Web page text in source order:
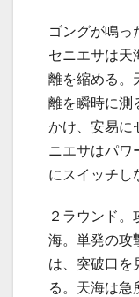
ゴングが鳴っ
セニエサは天
離を縮める。
離を瞬時に測
かけ、安易に
ニエサはパワ
にスイッチし
２ラウンド
海。単発の攻
は、突破口を
る。天海は急